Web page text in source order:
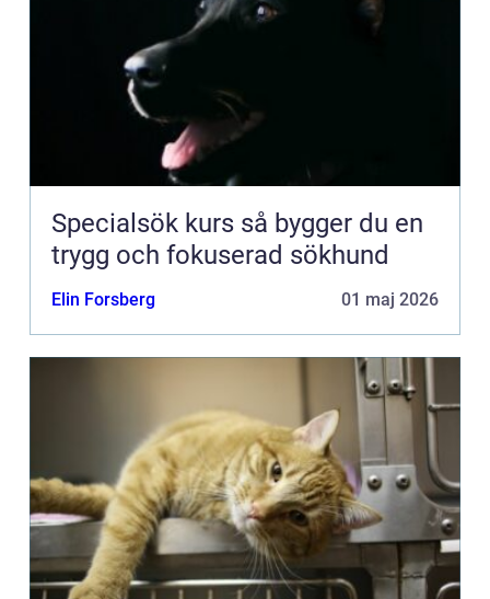
Specialsök kurs så bygger du en
trygg och fokuserad sökhund
Elin Forsberg 01 maj 2026